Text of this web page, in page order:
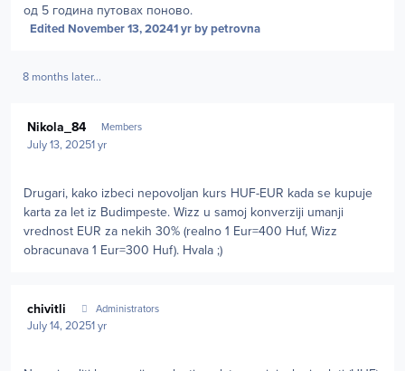
од 5 година путовах поново.
Edited November 13, 20241 yrby petrovna
8 months later...
Nikola_84 Members
July 13, 20251 yr
Drugari, kako izbeci nepovoljan kurs HUF-EUR kada se kupuje
karta za let iz Budimpeste. Wizz u samoj konverziji umanji
vrednost EUR za nekih 30% (realno 1 Eur=400 Huf, Wizz
obracunava 1 Eur=300 Huf). Hvala ;)
chivitli Administrators
July 14, 20251 yr